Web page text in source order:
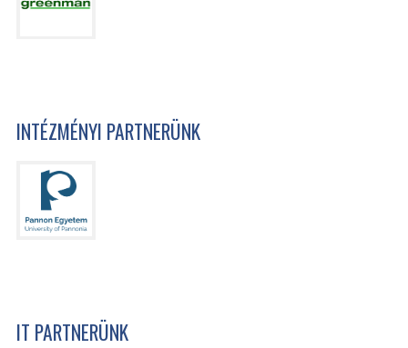
INTÉZMÉNYI PARTNERÜNK
IT PARTNERÜNK